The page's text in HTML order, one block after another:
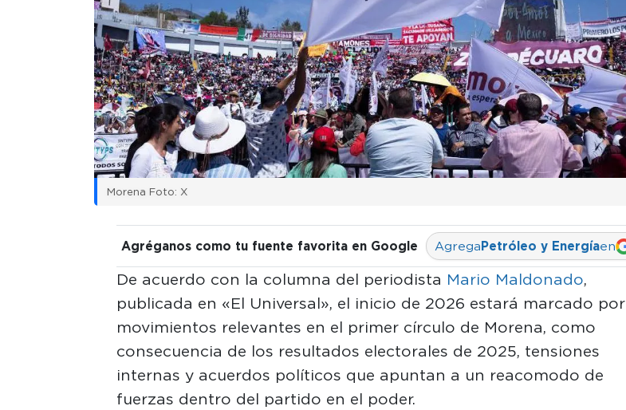
Morena Foto: X
Agréganos como tu fuente favorita en Google Agrega Petróleo y Energíaen
De acuerdo con la columna del periodista Mario Maldonado,
publicada en «El Universal», el inicio de 2026 estará marcado por
movimientos relevantes en el primer círculo de Morena, como
consecuencia de los resultados electorales de 2025, tensiones
internas y acuerdos políticos que apuntan a un reacomodo de
fuerzas dentro del partido en el poder.